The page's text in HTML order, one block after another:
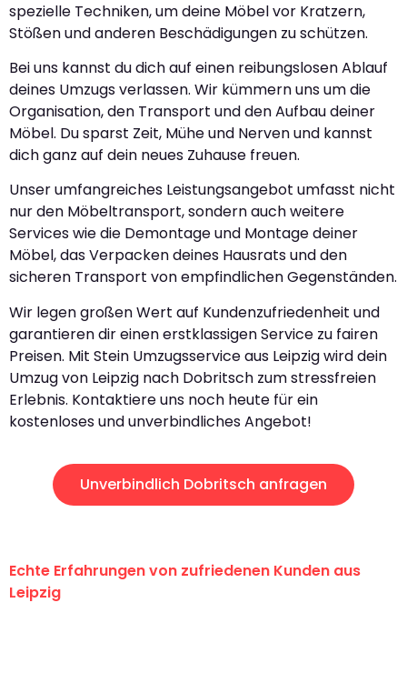
spezielle Techniken, um deine Möbel vor Kratzern,
Stößen und anderen Beschädigungen zu schützen.
Bei uns kannst du dich auf einen reibungslosen Ablauf
deines Umzugs verlassen. Wir kümmern uns um die
Organisation, den Transport und den Aufbau deiner
Möbel. Du sparst Zeit, Mühe und Nerven und kannst
dich ganz auf dein neues Zuhause freuen.
Unser umfangreiches Leistungsangebot umfasst nicht
nur den Möbeltransport, sondern auch weitere
Services wie die Demontage und Montage deiner
Möbel, das Verpacken deines Hausrats und den
sicheren Transport von empfindlichen Gegenständen.
Wir legen großen Wert auf Kundenzufriedenheit und
garantieren dir einen erstklassigen Service zu fairen
Preisen. Mit Stein Umzugsservice aus Leipzig wird dein
Umzug von Leipzig nach Dobritsch zum stressfreien
Erlebnis. Kontaktiere uns noch heute für ein
kostenloses und unverbindliches Angebot!
Unverbindlich Dobritsch anfragen
Echte Erfahrungen von zufriedenen Kunden aus
Leipzig